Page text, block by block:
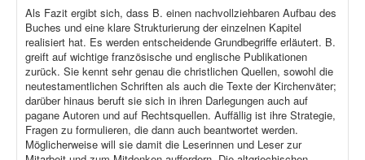
Als Fazit ergibt sich, dass B. einen nachvollziehbaren Aufbau des
Buches und eine klare Strukturierung der einzelnen Kapitel
realisiert hat. Es werden entscheidende Grundbegriffe erläutert. B.
greift auf wichtige französische und englische Publikationen
zurück. Sie kennt sehr genau die christlichen Quellen, sowohl die
neutestamentlichen Schriften als auch die Texte der Kirchenväter;
darüber hinaus beruft sie sich in ihren Darlegungen auch auf
pagane Autoren und auf Rechtsquellen. Auffällig ist ihre Strategie,
Fragen zu formulieren, die dann auch beantwortet werden.
Möglicherweise will sie damit die Leserinnen und Leser zur